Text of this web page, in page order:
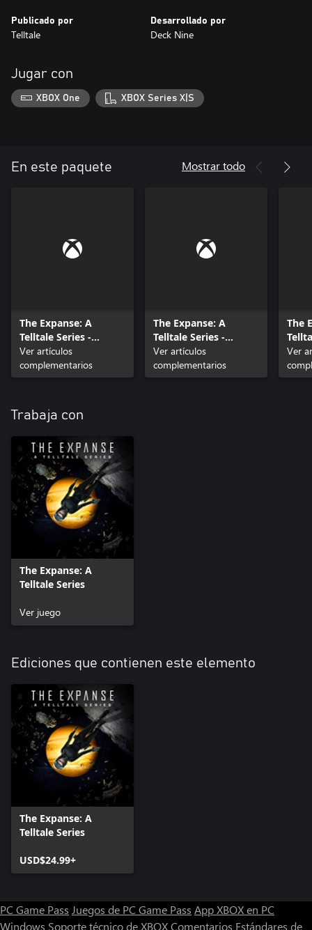
Publicado por
Telltale
Desarrollado por
Deck Nine
Jugar con
XBOX One XBOX Series X|S
En este paquete Mostrar todo
The Expanse: A
Telltale Series -
Episode 2: Hunting
Grounds
Ver artículos
complementarios
The Expanse: A
Telltale Series -
Episode 3: The First
Ones
Ver artículos
complementarios
The
Ver
Trabaja con
The Expanse: A
Telltale Series
Ver juego
Ediciones que contienen este elemento
The Expanse: A
Telltale Series
USD$24.99+
PC Game Pass Juegos de PC Game Pass App XBOX en PC
Windows Soporte técnico de XBOXComentarios Estándares de